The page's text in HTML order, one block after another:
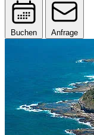
Buchen Anfrage